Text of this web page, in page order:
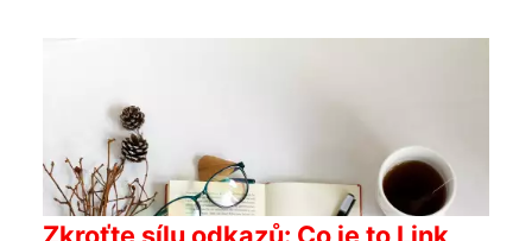
Zkroťte sílu odkazů: Co je to Link